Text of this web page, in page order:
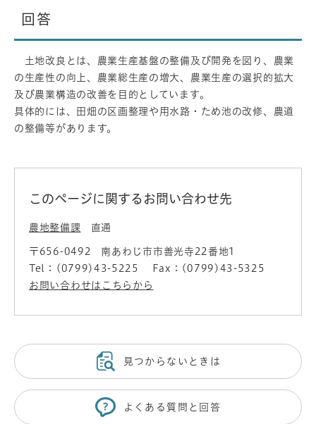
回答
土地改良とは、農業生産基盤の整備及び開発を図り、農業
の生産性の向上、農業総生産の増大、農業生産の選択的拡大
及び農業構造の改善を目的としています。
具体的には、田畑の区画整理や用水路・ため池の改修、農道
の整備等があります。
このページに関するお問い合わせ先
農地整備課 直通
〒656-0492
南あわじ市市善光寺22番地1
Tel：(0799)43-5225
Fax：(0799)43-5325
お問い合わせはこちらから
見つからないときは
よくある質問と回答